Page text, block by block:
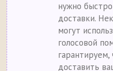
нужно
доставки.
могут
голосовой
доставить